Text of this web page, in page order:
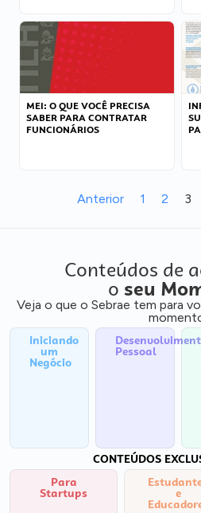
MEI: O QUE VOCÊ PRECISA
SABER PARA CONTRATAR
FUNCIONÁRIOS
Anterior 1 2 3
Conteúdos de
o seu
Veja o que o Sebrae tem para
Iniciando
um
Negócio
Pessoal
CONTEÚDOS
Para
Startups e